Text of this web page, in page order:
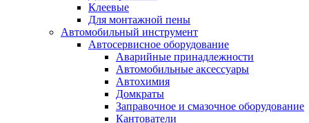
Клеевые
Для монтажной пены
Автомобильный инструмент
Автосервисное оборудование
Аварийные принадлежности
Автомобильные аксессуары
Автохимия
Домкраты
Заправочное и смазочное оборудование
Кантователи